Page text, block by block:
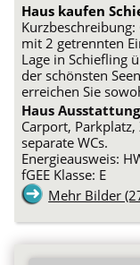
Haus kaufen
mit 2 getrennten
Lage in Schiefling
der schönsten
erreichen Sie
Haus
Carport,
separate WCs.
Energieausweis:
fGEE Klasse: E
Mehr Bilder